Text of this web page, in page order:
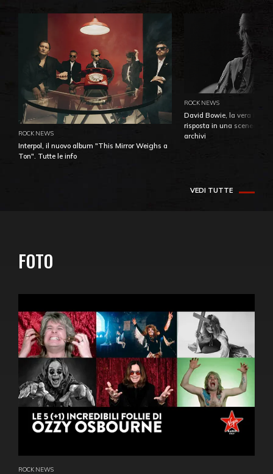
ROCK NEWS
Interpol, il nuovo album "This Mirror Weighs a
Ton". Tutte le info
ROCK NEWS
David Bowie, la vera
risposta in una
archivi
VEDI TUTTE
FOTO
ROCK NEWS